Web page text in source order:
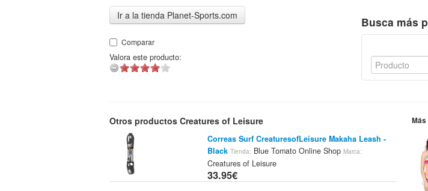
Ir a la tienda Planet-Sports.com
Comparar
Valora este producto:
Busca más
Otros productos Creatures of Leisure
Correas Surf CreaturesofLeisure Makaha Leash -
Black Tienda: Blue Tomato Online ShopMarca:
Creatures of Leisure
33.95€